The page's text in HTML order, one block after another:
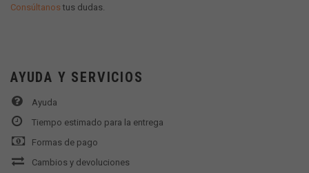
Consúltanostus dudas.
AYUDA Y SERVICIOS
Ayuda
Tiempo estimado para la entrega
Formas de pago
Cambios y devoluciones